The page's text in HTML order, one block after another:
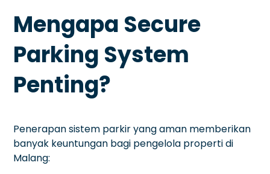
Mengapa Secure
Parking System
Penting?
Penerapan sistem parkir yang aman memberikan
banyak keuntungan bagi pengelola properti di
Malang: